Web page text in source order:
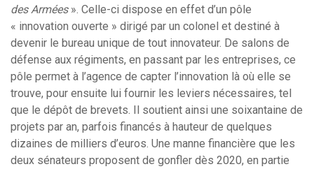
des Armées». Celle-ci dispose en effet d’un pôle
« innovation ouverte » dirigé par un colonel et destiné à
devenir le bureau unique de tout innovateur. De salons de
défense aux régiments, en passant par les entreprises, ce
pôle permet à l’agence de capter l’innovation là où elle se
trouve, pour ensuite lui fournir les leviers nécessaires, tel
que le dépôt de brevets. Il soutient ainsi une soixantaine de
projets par an, parfois financés à hauteur de quelques
dizaines de milliers d’euros. Une manne financière que les
deux sénateurs proposent de gonfler dès 2020, en partie